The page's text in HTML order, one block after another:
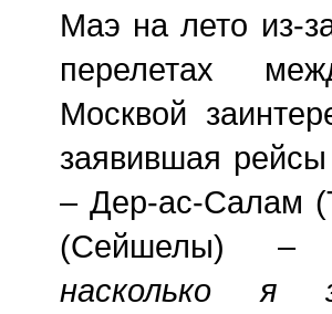
Маэ на лето из-
перелетах
Москвой
заявившая
– Дер-ас-Салам
(Сейшелы) –
насколько я